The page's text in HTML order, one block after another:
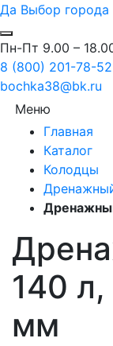
Да Выбор города
Пн-Пт 9.00 –
8 (800) 201-78-52
bochka38@bk.ru
Меню
Главная
Каталог
Колодцы
140
мм